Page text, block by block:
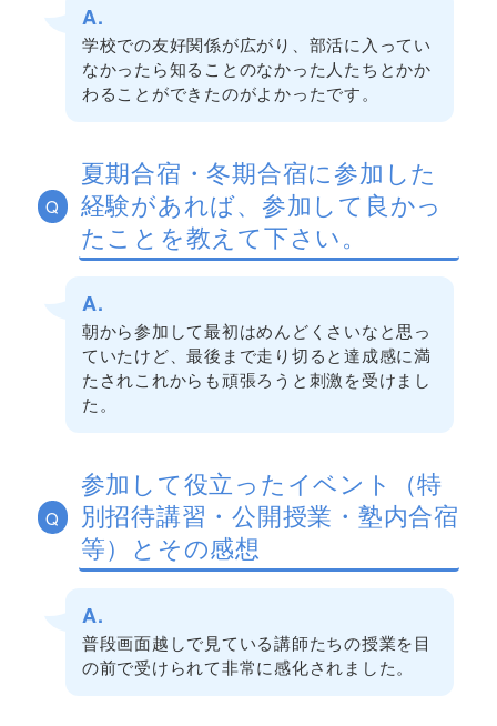
A.
学校での友好関係が広がり、部活に入ってい
なかったら知ることのなかった人たちとかか
わることができたのがよかったです。
Q
夏期合宿・冬期合宿に参加した
経験があれば、参加して良かっ
たことを教えて下さい。
A.
朝から参加して最初はめんどくさいなと思っ
ていたけど、最後まで走り切ると達成感に満
たされこれからも頑張ろうと刺激を受けまし
た。
Q
参加して役立ったイベント（特
別招待講習・公開授業・塾内合宿
等）とその感想
A.
普段画面越しで見ている講師たちの授業を目
の前で受けられて非常に感化されました。